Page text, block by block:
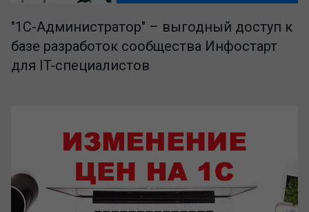
"1C-Администратор" – выгодный доступ к
базе разработок сообщества Инфостарт
для IT-специалистов